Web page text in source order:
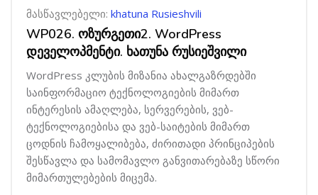
მასწავლებელი: khatuna Rusieshvili
WP026. ოზურგეთი2. WordPress
დეველოპმენტი. ხათუნა რუსიეშვილი
WordPress კლუბის მიზანია ახალგაზრდებში
საინფორმაციო ტექნოლოგიების მიმართ
ინტერესის ამაღლება, სერვერების, ვებ-
ტექნოლოგიებისა და ვებ-საიტების მიმართ
ცოდნის ჩამოყალიბება, ძირითადი პრინციპების
შესწავლა და სამომავლო განვითარებაზე სწორი
მიმართულებების მიცემა.